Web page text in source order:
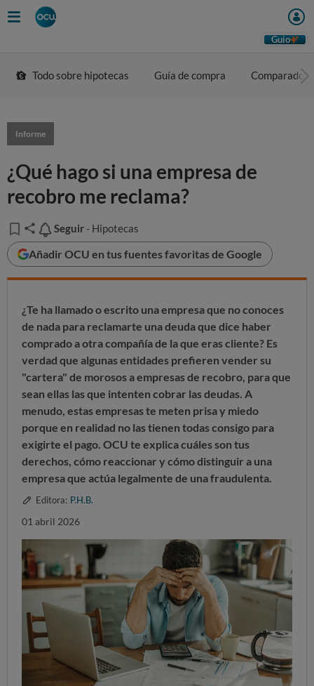
Guio
Todo sobre hipotecas Guía de compra Comparador
Informe
¿Qué hago si una empresa de
recobro me reclama?
Seguir
Seguir - Hipotecas
Añadir OCU en tus fuentes favoritas de Google
¿Te ha llamado o escrito una empresa que no conoces
de nada para reclamarte una deuda que dice haber
comprado a otra compañía de la que eras cliente? Es
verdad que algunas entidades prefieren vender su
"cartera" de morosos a empresas de recobro, para que
sean ellas las que intenten cobrar las deudas. A
menudo, estas empresaste meten prisa y miedo
porque en realidad no las tienen todas consigo para
exigirte el pago. OCU te explica cuáles son tus
derechos, cómo reaccionar y cómo distinguir a una
empresa que actúa legalmente de una fraudulenta.
Editora: P.H.B.
01 abril 2026